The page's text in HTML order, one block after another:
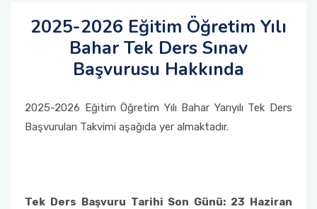
2025-2026 Eğitim Öğretim Yılı
Bahar Tek Ders Sınav
Başvurusu Hakkında
2025-2026 Eğitim Öğretim Yılı Bahar Yarıyılı Tek Ders
Başvuruları Takvimi aşağıda yer almaktadır.
Tek Ders Başvuru Tarihi Son Günü: 23 Haziran